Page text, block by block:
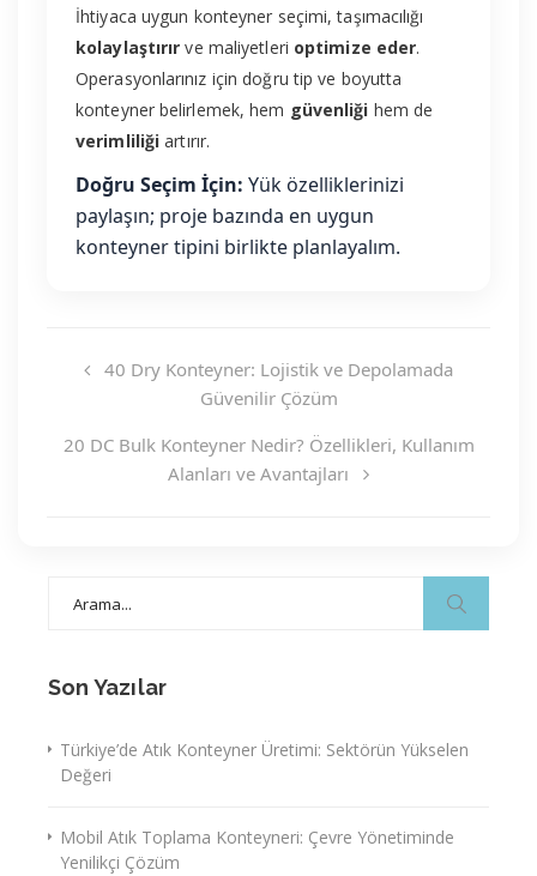
İhtiyaca uygun konteyner seçimi, taşımacılığı
kolaylaştırır ve maliyetleri optimize eder.
Operasyonlarınız için doğru tip ve boyutta
konteyner belirlemek, hem güvenliği hem de
verimliliği artırır.
Doğru Seçim İçin: Yük özelliklerinizi
paylaşın; proje bazında en uygun
konteyner tipini birlikte planlayalım.
40 Dry Konteyner: Lojistik ve Depolamada
Güvenilir Çözüm
20 DC Bulk Konteyner Nedir? Özellikleri, Kullanım
Alanları ve Avantajları
Son Yazılar
Türkiye’de Atık Konteyner Üretimi: Sektörün Yükselen
Değeri
Mobil Atık Toplama Konteyneri: Çevre Yönetiminde
Yenilikçi Çözüm